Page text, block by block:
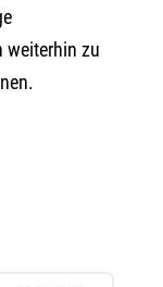
weiterhin zu